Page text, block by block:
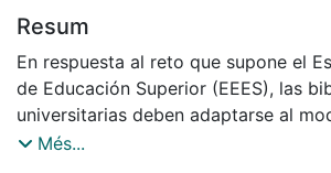
Resum
En respuesta al reto que supone el
de Educación Superior (EEES), las
universitarias deben adaptarse al
de Recursos para el Aprendizaje y la
Més...